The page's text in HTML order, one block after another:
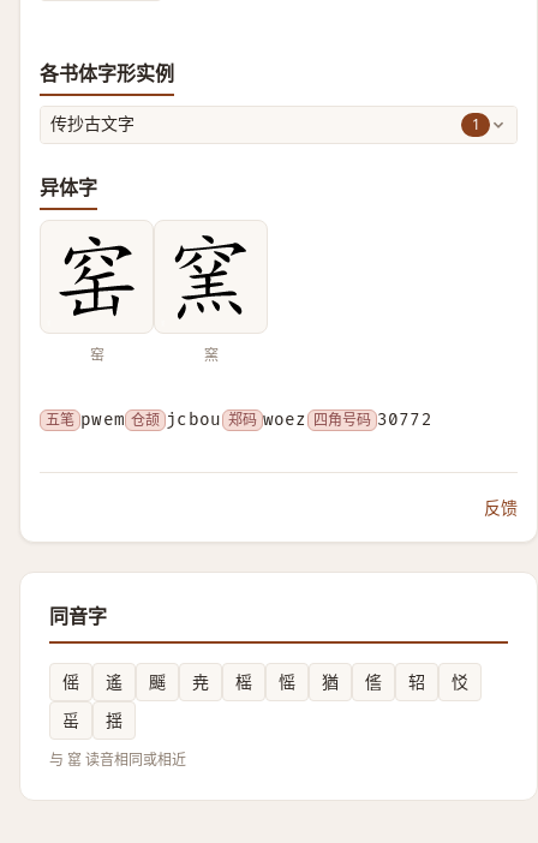
各书体字形实例
传抄古文字 1
异体字
窑 窯
五笔 pwem 仓颉 jcbou 郑码 woez 四角号码 30772
反馈
同音字
傜 遙 䬙 尭 榣 愮 猶 㑾 轺
㤊
䍃
揺
与 窰 读音相同或相近